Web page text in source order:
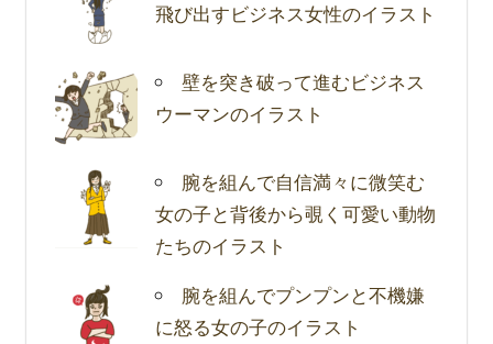
飛び出すビジネス女性のイラスト
壁を突き破って進むビジネス
ウーマンのイラスト
腕を組んで自信満々に微笑む
女の子と背後から覗く可愛い動物
たちのイラスト
腕を組んでプンプンと不機嫌
に怒る女の子のイラスト